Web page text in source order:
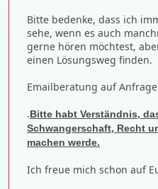
Bitte bedenke, dass ich
sehe, wenn es auch
gerne hören möchtest,
einen Lösungsweg finden.
Emailberatung auf Anfrage
.Bitte habt Verständnis,
Schwangerschaft, Recht
machen werde.
Ich freue mich schon auf